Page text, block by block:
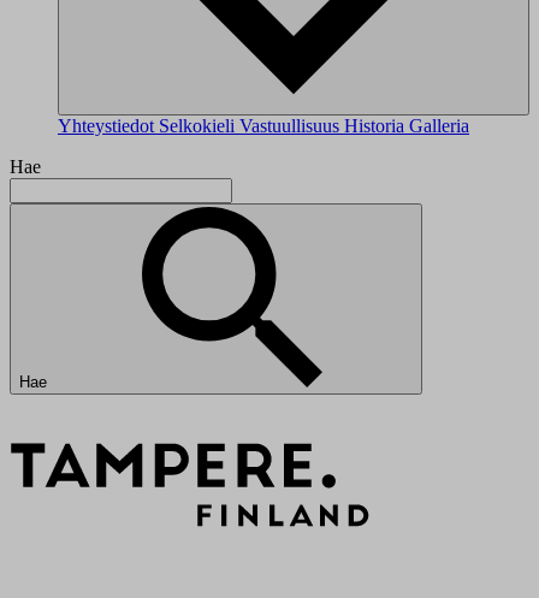
Yhteystiedot Selkokieli Vastuullisuus Historia Galleria
Hae
Hae